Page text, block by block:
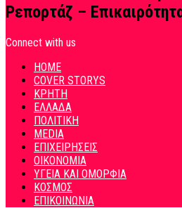
Ρεπορτάζ –
Connect with us
HOME
COVER STORYS
ΚΡΗΤΗ
ΕΛΛΑΔΑ
ΠΟΛΙΤΙΚΗ
MEDIA
ΕΠΙΧΕΙΡΗΣΕΙΣ
ΟΙΚΟΝΟΜΙΑ
ΥΓΕΙΑ ΚΑΙ ΟΜΟΡΦΙΑ
ΚΟΣΜΟΣ
ΕΠΙΚΟΙΝΩΝΙΑ